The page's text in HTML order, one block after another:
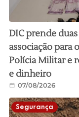
DIC prende
associação para
Polícia Militar e
e dinheiro
07/08/2026
Segurança